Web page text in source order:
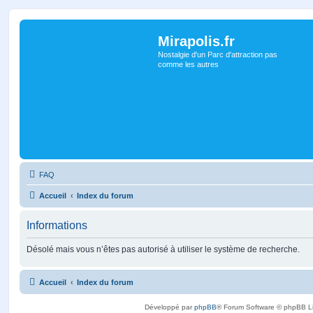
Mirapolis.fr
Nostalgie d'un Parc d'attraction pas
comme les autres
FAQ
Accueil Index du forum
Informations
Désolé mais vous n’êtes pas autorisé à utiliser le système de recherche.
Accueil Index du forum
Développé parphpBB® Forum Software © phpBB